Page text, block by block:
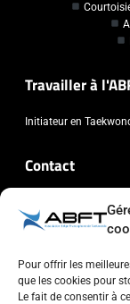
Pour offrir les
que les cookies pour
Le fait de consentir à
Travailler à
Initiateur en
Contact
Association
Chaussée de
+32 (0)2 347 34